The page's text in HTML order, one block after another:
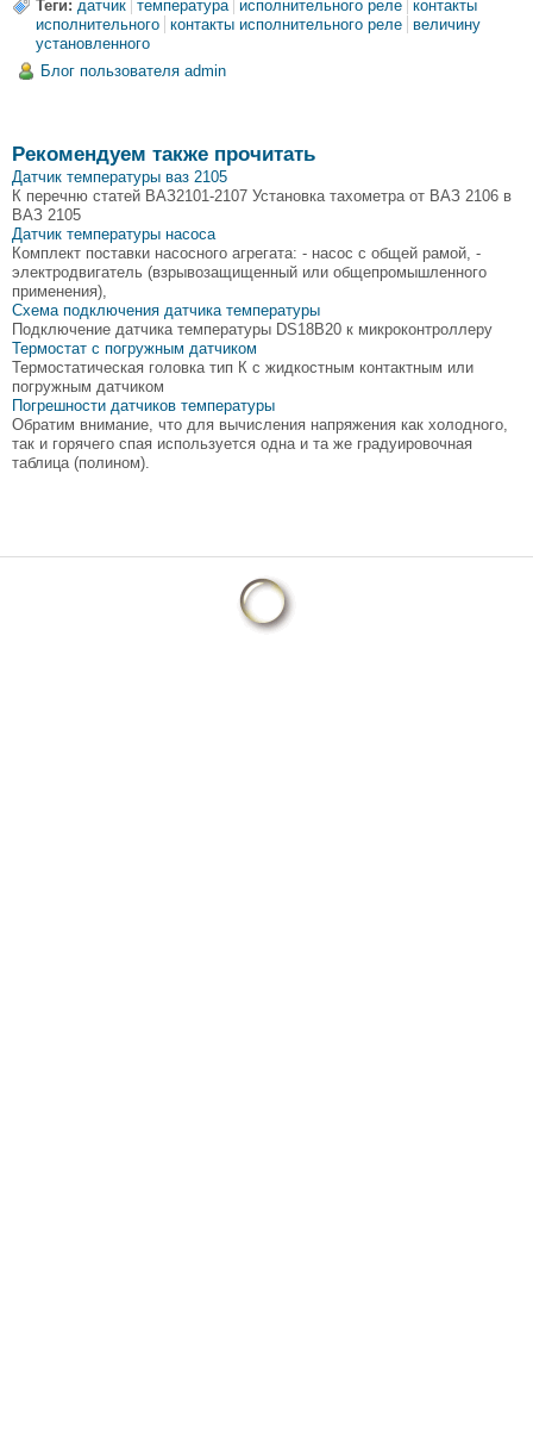
Теги: датчик температура исполнительного реле контакты
исполнительного контакты исполнительного реле величину
установленного
Блог пользователя admin
Рекомендуем также прочитать
Датчик температуры ваз 2105
К перечню статей ВАЗ2101-2107 Установка тахометра от ВАЗ 2106 в
ВАЗ 2105
Датчик температуры насоса
Комплект поставки насосного агрегата: - насос с общей рамой, -
электродвигатель (взрывозащищенный или общепромышленного
применения),
Схема подключения датчика температуры
Подключение датчика температуры DS18B20 к микроконтроллеру
Термостат с погружным датчиком
Термостатическая головка тип К с жидкостным контактным или
погружным датчиком
Погрешности датчиков температуры
Обратим внимание, что для вычисления напряжения как холодного,
так и горячего спая используется одна и та же градуировочная
таблица (полином).